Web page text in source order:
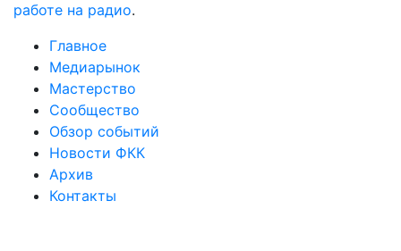
работе на радио.
Главное
Медиарынок
Мастерство
Сообщество
Обзор событий
Новости ФКК
Архив
Контакты